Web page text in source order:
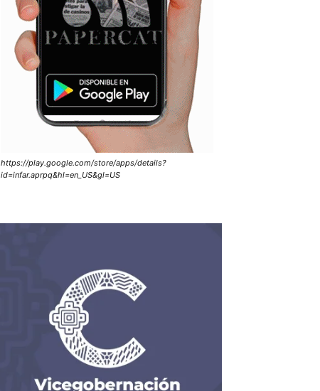
https://play.google.com/store/apps/details?
id=infar.aprpq&hl=en_US&gl=US